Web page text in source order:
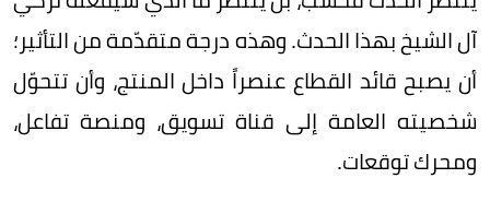
آل الشيخ بهذا الحدث. وهذه درجة متقدّمة من التأثير؛
أن يصبح قائد القطاع عنصراً داخل المنتج، وأن تتحوّل
شخصيته العامة إلى قناة تسويق، ومنصة تفاعل،
ومحرك توقعات.